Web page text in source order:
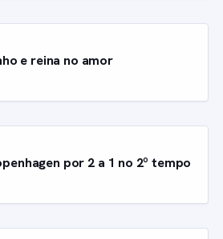
e reina no amor
por 2 a 1 no 2º tempo